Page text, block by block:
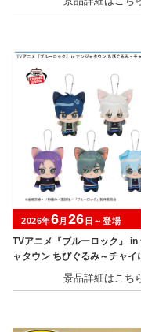
TVアニメ『ブルーロック』 in
ャタウン ちびぐるみ～チャイ
2026年6月 26 日～登場